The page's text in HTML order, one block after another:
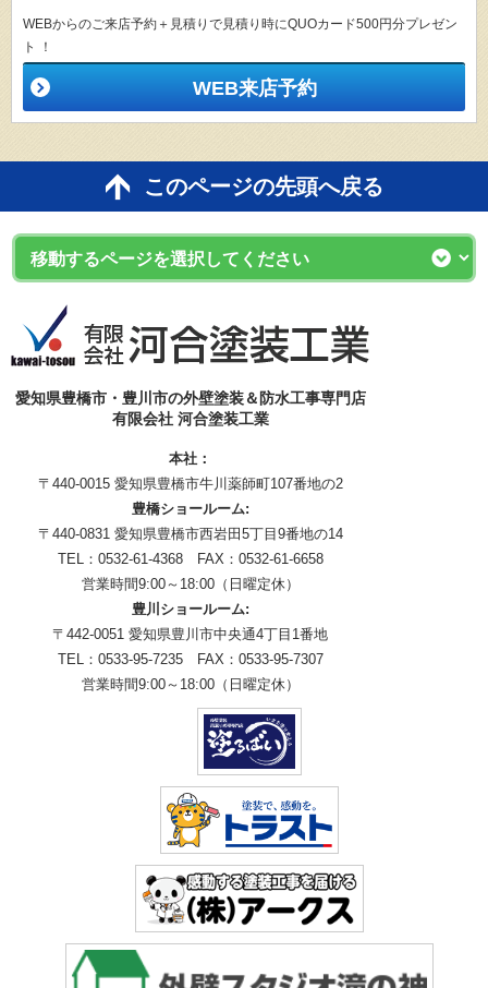
WEBからのご来店予約＋見積りで見積り時にQUOカード500円分プレゼン
ト ！
WEB来店予約
このページの先頭へ戻る
愛知県豊橋市・豊川市の外壁塗装＆防水工事専門店
有限会社 河合塗装工業
本社：
〒440-0015 愛知県豊橋市牛川薬師町107番地の2
豊橋ショールーム:
〒440-0831 愛知県豊橋市西岩田5丁目9番地の14
TEL：0532-61-4368 FAX：0532-61-6658
営業時間9:00～18:00（日曜定休）
豊川ショールーム:
〒442-0051 愛知県豊川市中央通4丁目1番地
TEL：0533-95-7235 FAX：0533-95-7307
営業時間9:00～18:00（日曜定休）